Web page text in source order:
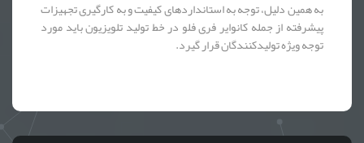
به همین دلیل، توجه به استانداردهای کیفیت و به کارگیری تجهیزات
پیشرفته از جمله کانوایر فری فلو در خط تولید تلویزیون باید مورد
توجه ویژه تولیدکنندگان قرار گیرد.